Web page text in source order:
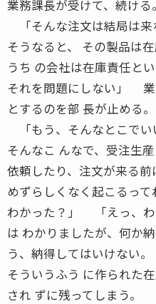
業務課長が受けて、続ける。
「そんな注文は結局は来
そうなると、 その製品は
うち の会社は在庫責任と
それを問題にしない」 業
とするのを部 長が止める。
「もう、そんなとこでい
そんなこ んなで、受注生
依頼したり、注文が来る
めずらしくなく起こるって
わかった？」 「えっ、わ
は わかりましたが、何か
う、納得してはいけない。
そういうふう に作られた
され ずに残ってしまう。